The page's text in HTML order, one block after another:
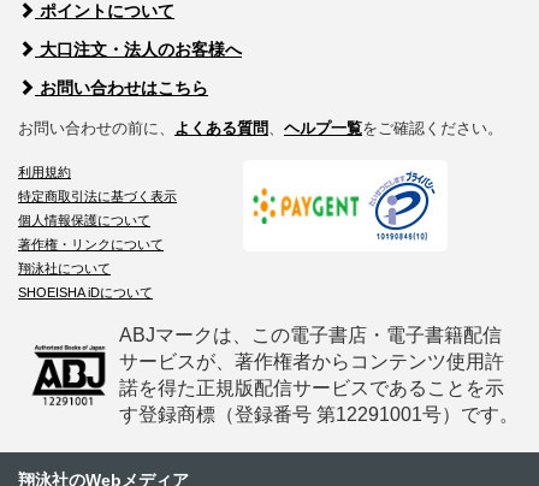
ポイントについて
大口注文・法人のお客様へ
お問い合わせはこちら
お問い合わせの前に、 よくある質問、 ヘルプ一覧をご確認ください。
利用規約
特定商取引法に基づく表示
個人情報保護について
著作権・リンクについて
翔泳社について
SHOEISHA iDについて
ABJマークは、この電子書店・電子書籍配信
サービスが、著作権者からコンテンツ使用許
諾を得た正規版配信サービスであることを示
す登録商標（登録番号 第12291001号）です。
翔泳社のWebメディア